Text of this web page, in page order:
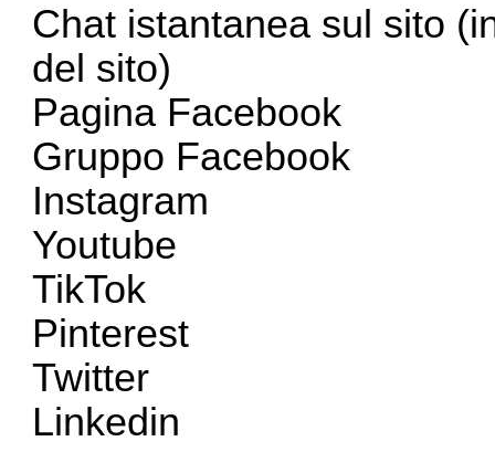
Chat istantanea sul sito
del sito)
Pagina Facebook
Gruppo Facebook
Instagram
Youtube
TikTok
Pinterest
Twitter
Linkedin